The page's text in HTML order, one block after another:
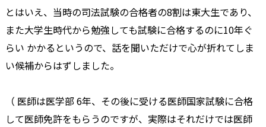
とはいえ、当時の司法試験の合格者の8割は東大生であり、
また大学生時代から勉強しても試験に合格するのに10年ぐ
らい かかるというので、話を聞いただけで心が折れてしま
い候補からはずしました。
（ 医師は医学部 6年、その後に受ける医師国家試験に合格
して医師免許をもらうのですが、実際はそれだけでは医師